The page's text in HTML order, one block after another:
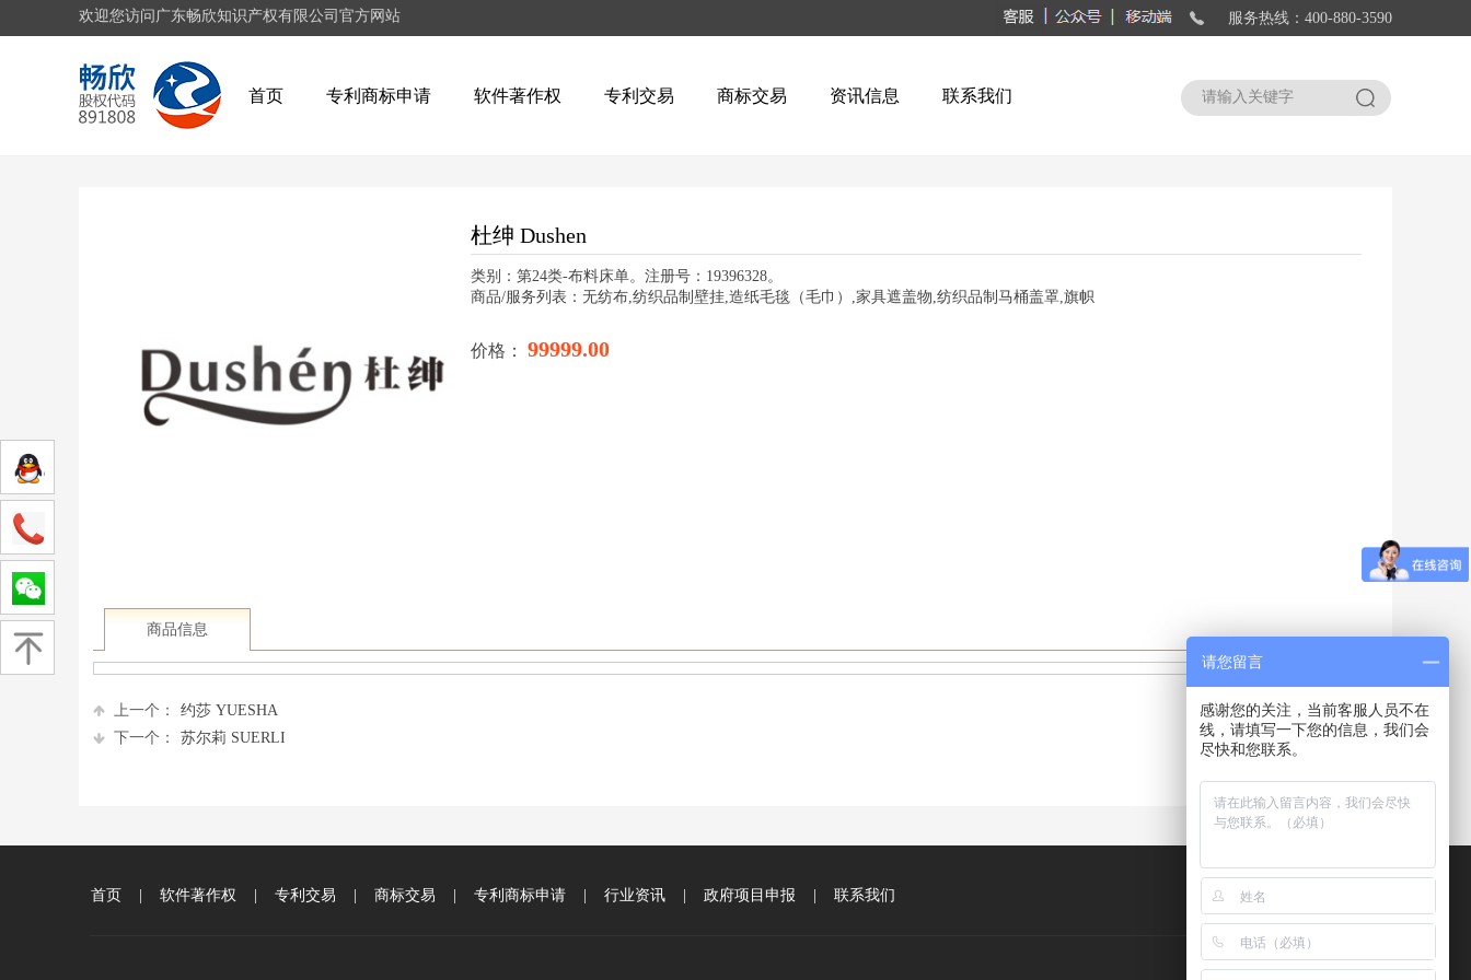
服务热线：400-880-3590
欢迎您访问广东畅欣知识产权有限公司官方网站
搜索
首页 专利商标申请 软件著作权 专利交易 商标交易 资讯信息 联系我们
杜绅 Dushen
类别：第24类-布料床单。注册号：19396328。
商品/服务列表：无纺布,纺织品制壁挂,造纸毛毯（毛巾）,家具遮盖物,纺织品制马桶盖罩,旗帜
价格： 99999.00
商品信息
上一个：
约莎 YUESHA
下一个：
苏尔莉 SUERLI
首页 软件著作权 专利交易 商标交易 专利商标申请 行业资讯 政府项目申报 联系我们
请您留言
感谢您的关注，当前客服人员不在
线，请填写一下您的信息，我们会
尽快和您联系。